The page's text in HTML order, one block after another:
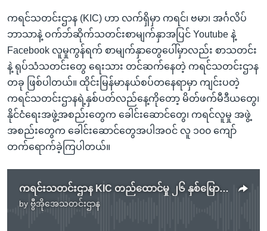
ကရင်သတင်းဌာန (KIC) ဟာ လက်ရှိမှာ ကရင်၊ ဗမာ၊ အင်္ဂလိပ်
ဘာသာနဲ့ ဝက်ဘ်ဆိုက်သတင်းစာမျက်နှာအပြင် Youtube နဲ့
Facebook လူမှုကွန်ရက် စာမျက်နှာတွေပေါ်မှာလည်း စာသတင်း
နဲ့ ရုပ်သံသတင်းတွေ ရေးသား တင်ဆက်နေတဲ့ ကရင်သတင်းဌာန
တခု ဖြစ်ပါတယ်။ ထိုင်းမြန်မာနယ်စပ်တနေရာမှာ ကျင်းပတဲ့
ကရင်သတင်းဌာနရဲ့နှစ်ပတ်လည်နေ့ကိုတော့ မိတ်ဖက်မီဒီယတွေ၊
နိုင်ငံရေးအဖွဲ့အစည်းတွေက ခေါင်းဆောင်တွေ၊ ကရင်လူမှု အဖွဲ့
အစည်းတွေက ခေါင်းဆောင်တွေအပါအဝင် လူ ၁၀၀ ကျော်
တက်ရောက်ခဲ့ကြပါတယ်။
ကရင်းသတင်းဌာန KIC တည်ထောင်မှု ၂၆ နှစ်‌မြောက်
by ဗွီအိုအေသတင်းဌာန
No media source currently available